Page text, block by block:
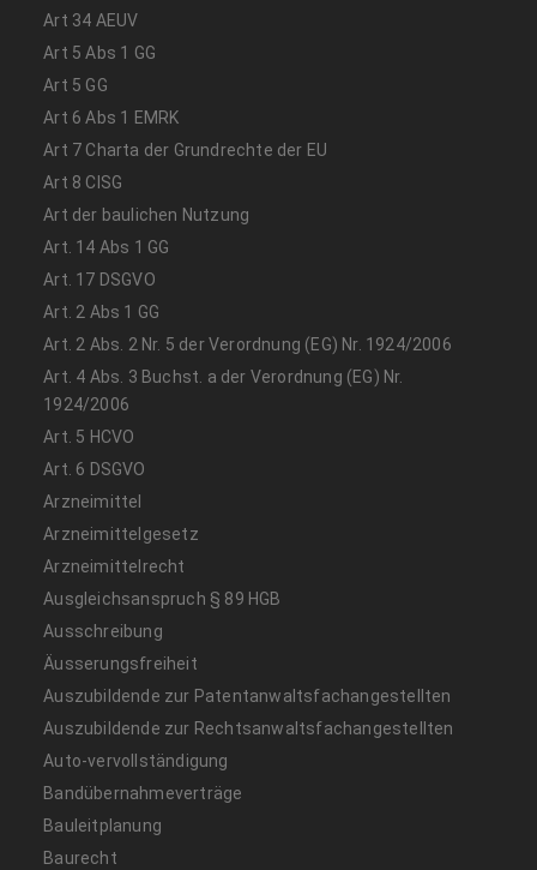
Art 34 AEUV
Art 5 Abs 1 GG
Art 5 GG
Art 6 Abs 1 EMRK
Art 7 Charta der Grundrechte der EU
Art 8 CISG
Art der baulichen Nutzung
Art. 14 Abs 1 GG
Art. 17 DSGVO
Art. 2 Abs 1 GG
Art. 2 Abs. 2 Nr. 5 der Verordnung (EG) Nr. 1924/2006
Art. 4 Abs. 3 Buchst. a der Verordnung (EG) Nr.
1924/2006
Art. 5 HCVO
Art. 6 DSGVO
Arzneimittel
Arzneimittelgesetz
Arzneimittelrecht
Ausgleichsanspruch § 89 HGB
Ausschreibung
Äusserungsfreiheit
Auszubildende zur Patentanwaltsfachangestellten
Auszubildende zur Rechtsanwaltsfachangestellten
Auto-vervollständigung
Bandübernahmeverträge
Bauleitplanung
Baurecht